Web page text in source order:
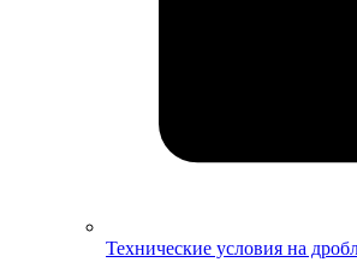
Технические условия на